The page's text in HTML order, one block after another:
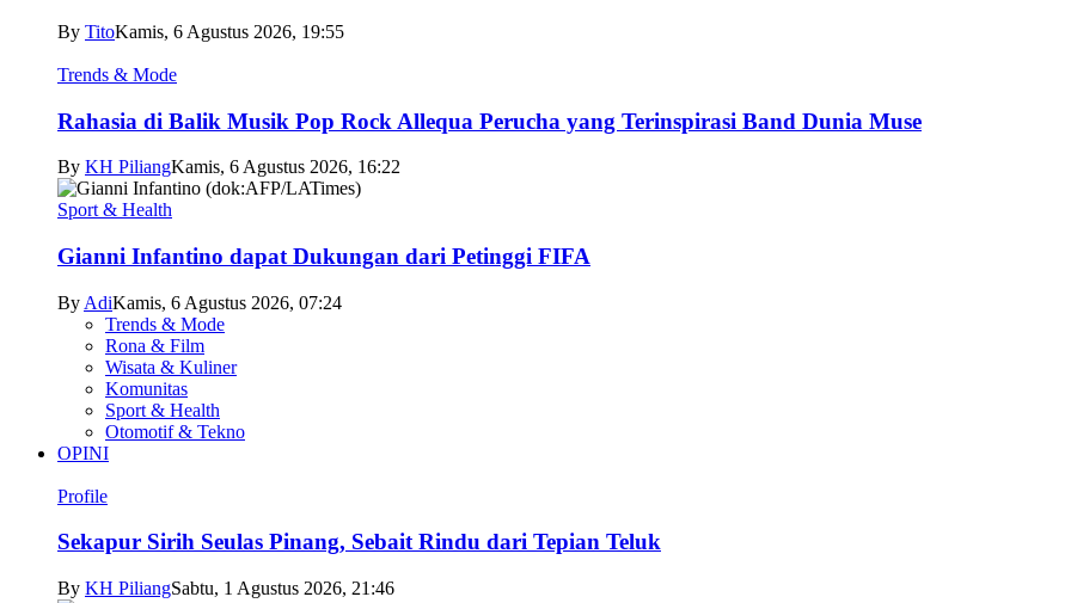
By TitoKamis, 6 Agustus 2026, 19:55
Trends & Mode
Rahasia di Balik Musik Pop Rock Allequa Perucha yang Terinspirasi Band Dunia Muse
By KH PiliangKamis, 6 Agustus 2026, 16:22
Sport & Health
Gianni Infantino dapat Dukungan dari Petinggi FIFA
By AdiKamis, 6 Agustus 2026, 07:24
Trends & Mode
Rona & Film
Wisata & Kuliner
Komunitas
Sport & Health
Otomotif & Tekno
OPINI
Profile
Sekapur Sirih Seulas Pinang, Sebait Rindu dari Tepian Teluk
By KH PiliangSabtu, 1 Agustus 2026, 21:46